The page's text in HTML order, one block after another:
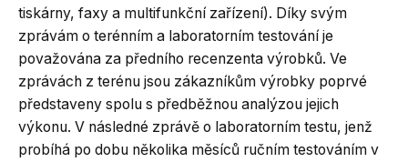
tiskárny, faxy a multifunkční zařízení). Díky svým
zprávám o terénním a laboratorním testování je
považována za předního recenzenta výrobků. Ve
zprávách z terénu jsou zákazníkům výrobky poprvé
představeny spolu s předběžnou analýzou jejich
výkonu. V následné zprávě o laboratorním testu, jenž
probíhá po dobu několika měsíců ručním testováním v